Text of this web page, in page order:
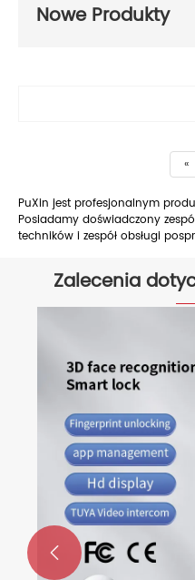
Nowe Produkty
«
PuXin jest profesjonalnym
Posiadamy doświadczony
techników i zespół obsługi
Zalecenia
